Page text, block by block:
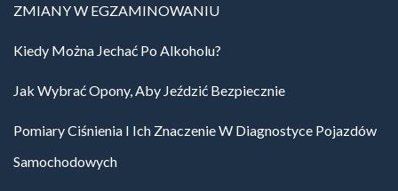
ZMIANY W EGZAMINOWANIU
Kiedy Można Jechać Po Alkoholu?
Jak Wybrać Opony, Aby Jeździć Bezpiecznie
Pomiary Ciśnienia I Ich Znaczenie W Diagnostyce Pojazdów
Samochodowych